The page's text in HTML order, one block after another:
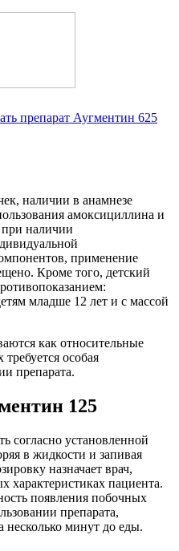
препарат Аугментин 625
наличии в анамнезе
амоксициллина и
при наличии
применение
Кроме того, детский
младше 12 лет и с массой
как относительные
особая
препарата.
125
согласно установленной
в жидкости и запивая
назначает врач,
характеристиках пациента.
появления побочных
препарата,
несколько минут до еды.